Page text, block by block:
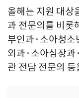
올해는 지원 대상
과 전문의를 비롯
부인과·소아청
외과·소아심장과
관 전담 전문의